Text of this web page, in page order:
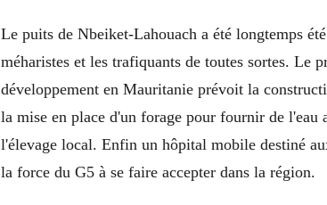
Le puits de Nbeiket-Lahouach a été longtemps
méharistes et les trafiquants de toutes sortes. Le
développement en Mauritanie prévoit la
la mise en place d'un forage pour fournir de l'eau
l'élevage local. Enfin un hôpital mobile destiné
la force du G5 à se faire accepter dans la région.